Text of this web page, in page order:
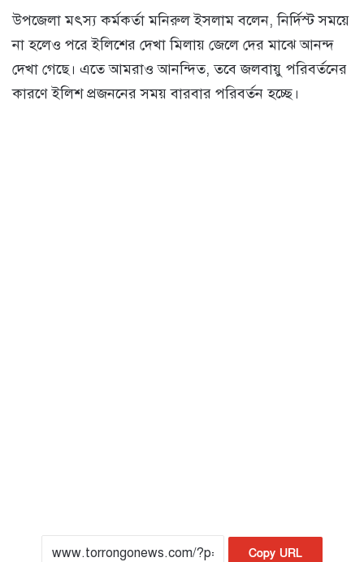
উপজেলা মৎস্য কর্মকর্তা মনিরুল ইসলাম বলেন, নির্দিস্ট সময়ে
না হলেও পরে ইলিশের দেখা মিলায় জেলে দের মাঝে আনন্দ
দেখা গেছে। এতে আমরাও আনন্দিত, তবে জলবায়ু পরিবর্তনের
কারণে ইলিশ প্রজননের সময় বারবার পরিবর্তন হচ্ছে।
Copy URL